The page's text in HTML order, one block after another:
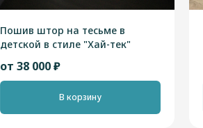
Пошив штор на тесьме в
детской в стиле "Хай-тек"
от 38 000 ₽
В корзину